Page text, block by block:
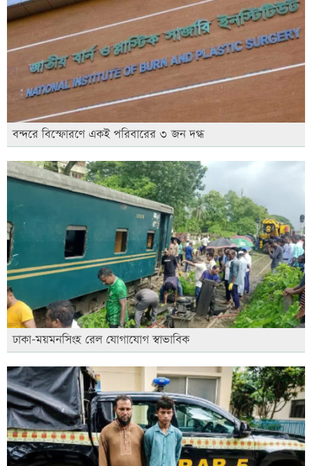
বন্দরে বিস্ফোরণে একই পরিবারের ৩ জন দগ্ধ
ঢাকা-ময়মনসিংহ রেল যোগাযোগ স্বাভাবিক